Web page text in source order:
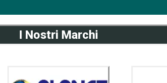
I Nostri Marchi